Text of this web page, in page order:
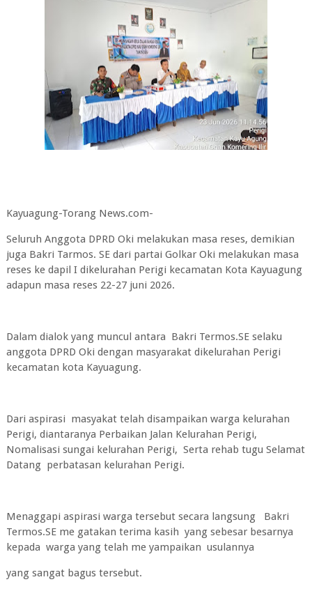
Kayuagung-Torang News.com-
Seluruh Anggota DPRD Oki melakukan masa reses, demikian
juga Bakri Tarmos. SE dari partai Golkar Oki melakukan masa
reses ke dapil I dikelurahan Perigi kecamatan Kota Kayuagung
adapun masa reses 22-27 juni 2026.
Dalam dialok yang muncul antara Bakri Termos.SE selaku
anggota DPRD Oki dengan masyarakat dikelurahan Perigi
kecamatan kota Kayuagung.
Dari aspirasi masyakat telah disampaikan warga kelurahan
Perigi, diantaranya Perbaikan Jalan Kelurahan Perigi,
Nomalisasi sungai kelurahan Perigi, Serta rehab tugu Selamat
Datang perbatasan kelurahan Perigi.
Menaggapi aspirasi warga tersebut secara langsung Bakri
Termos.SE me gatakan terima kasih yang sebesar besarnya
kepada warga yang telah me yampaikan usulannya
yang sangat bagus tersebut.